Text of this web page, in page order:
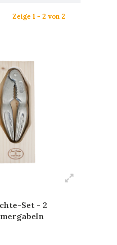
Zeige 1 - 2 von 2
Set - 2